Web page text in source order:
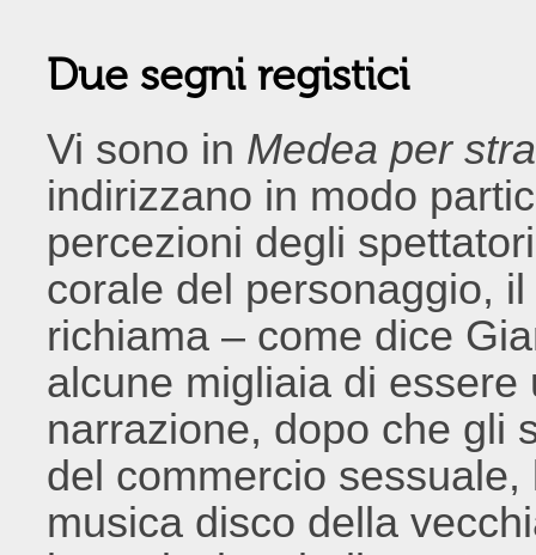
Due segni registici
Vi sono in Medea per
indirizzano in modo
percezioni degli
corale del personaggio,
richiama – come dice
alcune migliaia di essere
narrazione, dopo che gli
del commercio
musica disco della